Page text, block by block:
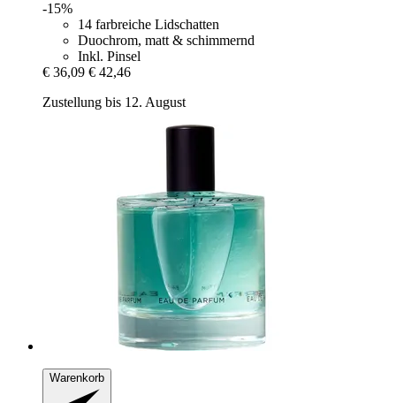
-15%
14 farbreiche Lidschatten
Duochrom, matt & schimmernd
Inkl. Pinsel
€ 36,09 € 42,46
Zustellung bis 12. August
Warenkorb